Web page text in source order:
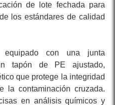
de lote fechada para
los estándares de calidad
con una junta
tapón de PE ajustado,
que protege la integridad
la contaminación cruzada.
en análisis químicos y